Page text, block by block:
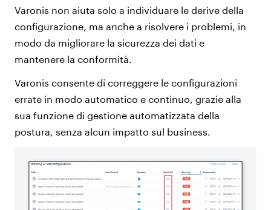
Varonis non aiuta solo a individuare le derive della
configurazione, ma anche a risolvere i problemi, in
modo da migliorare la sicurezza dei dati e
mantenere la conformità.
Varonis consente di correggere le configurazioni
errate in modo automatico e continuo, grazie alla
sua funzione di gestione automatizzata della
postura, senza alcun impatto sul business.